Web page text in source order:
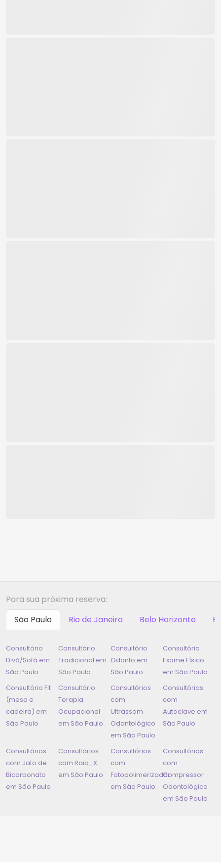
Para sua próxima reserva:
São Paulo
Rio de Janeiro Belo Horizonte
Consultório
Divã/Sofá em
São Paulo
Consultório
Tradicional em
São Paulo
Consultório
Odonto em
São Paulo
Consultório
Exame Físico
em São Paulo
Consultório Fit
(mesa e
cadeira) em
São Paulo
Consultório
Terapia
Ocupacional
em São Paulo
Consultórios
com
Ultrassom
Odontológico
em São Paulo
Consultórios
com
Autoclave em
São Paulo
Consultórios
com Jato de
Bicarbonato
em São Paulo
Consultórios
com Raio_X
em São Paulo
Consultórios
com
Fotopolimerizador
em São Paulo
Consultórios
com
Compressor
Odontológico
em São Paulo